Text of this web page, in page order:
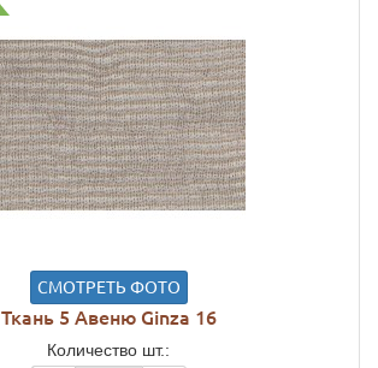
СМОТРЕТЬ ФОТО
Ткань 5 Авеню Ginza 16
Количество шт.: